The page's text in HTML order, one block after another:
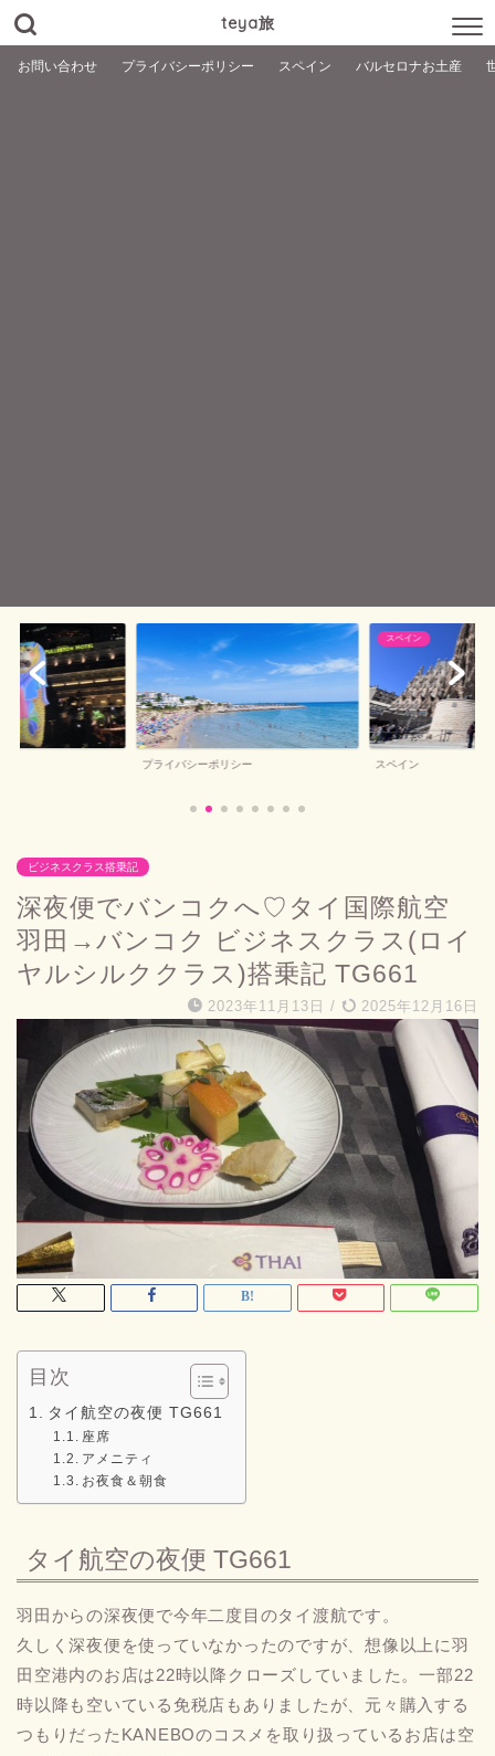
teya旅
お問い合わせ プライバシーポリシー スペイン バルセロナお土産
スペイン
バルセロナお土産
バルセロナお土産
ビジネスクラス搭乗記
深夜便でバンコクへ♡タイ国際航空
羽田→バンコク ビジネスクラス(ロイ
ヤルシルククラス)搭乗記 TG661
2023年11月13日 / 2025年12月16日
目次
タイ航空の夜便 TG661
座席
アメニティ
お夜食＆朝食
タイ航空の夜便 TG661
羽田からの深夜便で今年二度目のタイ渡航です。
久しく深夜便を使っていなかったのですが、想像以上に羽
田空港内のお店は22時以降クローズしていました。一部22
時以降も空いている免税店もありましたが、元々購入する
つもりだったKANEBOのコスメを取り扱っているお店は空